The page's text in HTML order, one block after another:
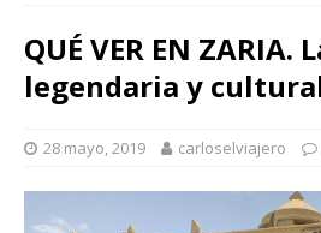
QUÉ VER EN ZARIA.
legendaria y
28 mayo, 2019 carloselviajero